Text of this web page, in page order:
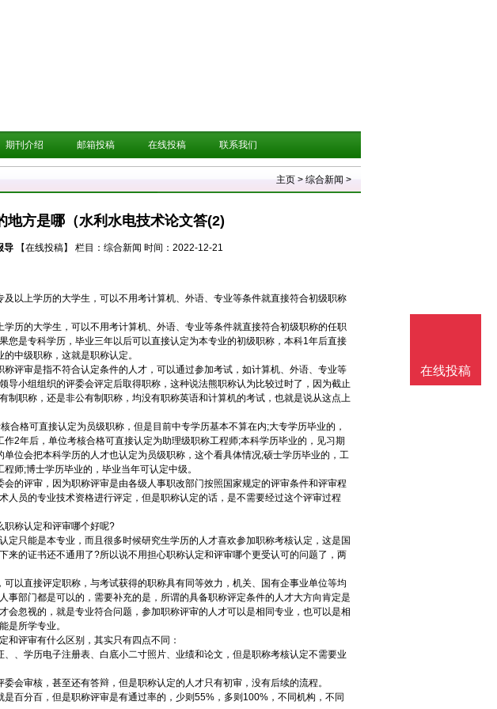
期刊介绍 邮箱投稿 在线投稿 联系我们
主页 > 综合新闻 >
地方是哪（水利水电技术论文答(2)
导 【在线投稿】 栏目： 综合新闻 时间：2022-12-21
以上学历的大学生，可以不用考计算机、外语、专业等条件就直接符合初级职称
历的大学生，可以不用考计算机、外语、专业等条件就直接符合初级职称的任职
您是专科学历，毕业三年以后可以直接认定为本专业的初级职称，本科1年后直接
中级职称，这就是职称认定。
评审是指不符合认定条件的人才，可以通过参加考试，如计算机、外语、专业等
导小组组织的评委会评定后取得职称，这种说法熊职称认为比较过时了，因为截止
制职称，还是非公有制职称，均没有职称英语和计算机的考试，也就是说从这点上
合格可直接认定为员级职称，但是目前中专学历基本不算在内;大专学历毕业的，
2年后，单位考核合格可直接认定为助理级职称工程师;本科学历毕业的，见习期
位会把本科学历的人才也认定为员级职称，这个看具体情况;硕士学历毕业的，工
师;博士学历毕业的，毕业当年可认定中级。
的评审，因为职称评审是由各级人事职改部门按照国家规定的评审条件和评审程
人员的专业技术资格进行评定，但是职称认定的话，是不需要经过这个评审过程
职称认定和评审哪个好呢?
定只能是本专业，而且很多时候研究生学历的人才喜欢参加职称考核认定，这是国
来的证书还不通用了?所以说不用担心职称认定和评审哪个更受认可的问题了，两
以直接评定职称，与考试获得的职称具有同等效力，机关、国有企事业单位等均
事部门都是可以的，需要补充的是，所谓的具备职称评定条件的人才大方向肯定是
会忽视的，就是专业符合问题，参加职称评审的人才可以是相同专业，也可以是相
是所学专业。
和评审有什么区别，其实只有四点不同：
、学历电子注册表、白底小二寸照片、业绩和论文，但是职称考核认定不需要业
会审核，甚至还有答辩，但是职称认定的人才只有初审，没有后续的流程。
百分百，但是职称评审是有通过率的，少则55%，多则100%，不同机构，不同
在线投稿